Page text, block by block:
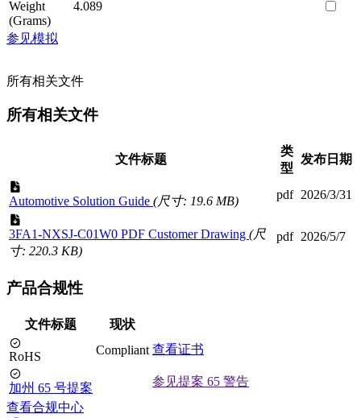
Weight
(Grams)
4.089
参见模拟
所有相关文件
所有相关文件
文件标题
类
型
发布日期
Automotive Solution Guide (尺寸: 19.6 MB) pdf 2026/3/31
3FA1-NXSJ-C01W0 PDF Customer Drawing (尺
寸: 220.3 KB)
pdf 2026/5/7
产品合规性
文件标题 现状
RoHS Compliant 查看证书
加州 65 号提案
参见提案 65 警告
查看合规中心